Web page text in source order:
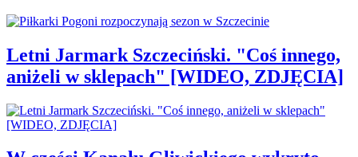
Letni Jarmark Szczeciński. "Coś innego,
aniżeli w sklepach" [WIDEO, ZDJĘCIA]